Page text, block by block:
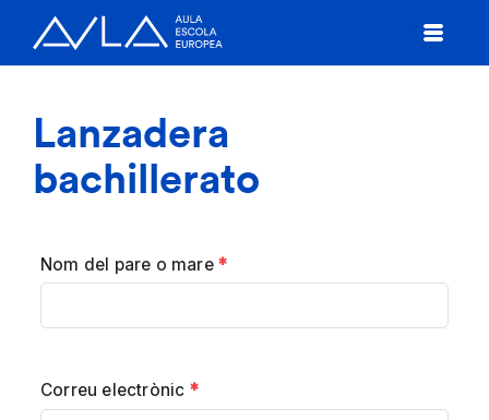
Lanzadera
bachillerato
Nom del pare o mare *
Correu electrònic *